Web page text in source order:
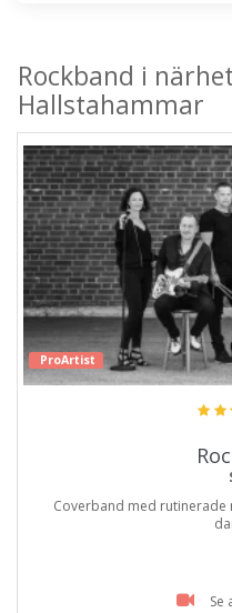
Rockband i
Hallstahammar
ProArtist
Coverband med
Se